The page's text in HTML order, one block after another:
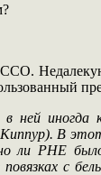
иногда
В
ли РНЕ
с